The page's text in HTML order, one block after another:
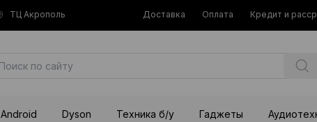
ТЦ Акрополь Доставка Оплата Кредит и
Android Dyson Техника б/у Гаджеты